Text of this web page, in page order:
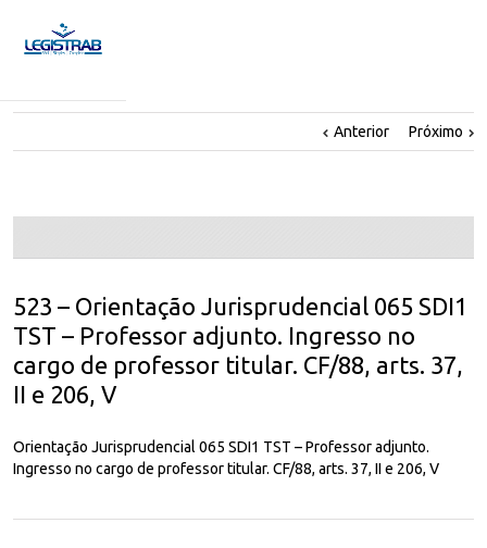
Anterior Próximo
523 – Orientação Jurisprudencial 065 SDI1
TST – Professor adjunto. Ingresso no
cargo de professor titular. CF/88, arts. 37,
II e 206, V
Orientação Jurisprudencial 065 SDI1 TST – Professor adjunto.
Ingresso no cargo de professor titular. CF/88, arts. 37, II e 206, V